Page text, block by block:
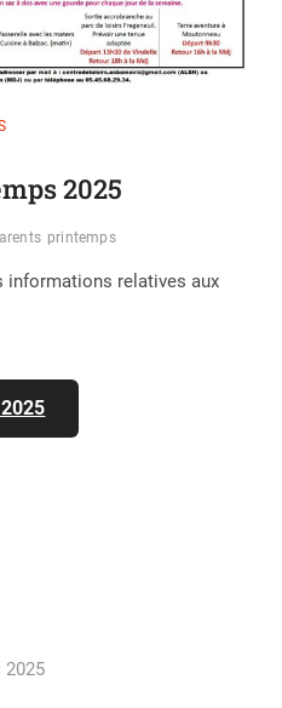
2025
printemps
informations relatives aux
2025